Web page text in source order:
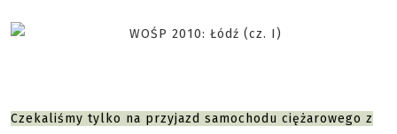
Czekaliśmy tylko na przyjazd samochodu ciężarowego z